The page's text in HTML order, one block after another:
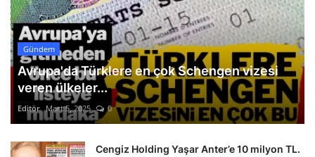
Gündem
Avrupa'da Türklere en çok Schengen vizesi
veren ülkeler...
Editör Mart 5, 2025 0
Cengiz Holding Yaşar Anter’e 10 milyon TL.